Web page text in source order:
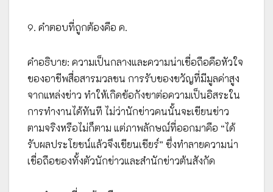
9. คำตอบที่ถูกต้องคือ ค.
คำอธิบาย: ความเป็นกลางและความน่าเชื่อถือคือหัวใจ
ของอาชีพสื่อสารมวลชน การรับของขวัญที่มีมูลค่าสูง
จากแหล่งข่าว ทำให้เกิดข้อกังขาต่อความเป็นอิสระใน
การทำงานได้ทันที ไม่ว่านักข่าวคนนั้นจะเขียนข่าว
ตามจริงหรือไม่ก็ตาม แต่ภาพลักษณ์ที่ออกมาคือ “ได้
รับผลประโยชน์แล้วจึงเขียนเชียร์” ซึ่งทำลายความน่า
เชื่อถือของทั้งตัวนักข่าวและสำนักข่าวต้นสังกัด